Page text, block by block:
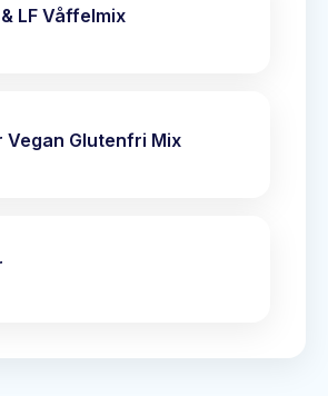
LF Våffelmix
Vegan Glutenfri Mix